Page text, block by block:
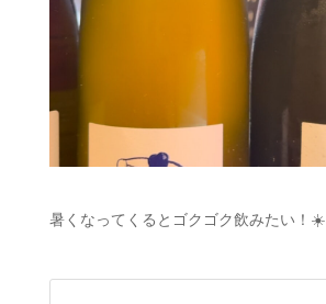
暑くなってくるとゴクゴク飲みたい！☀️